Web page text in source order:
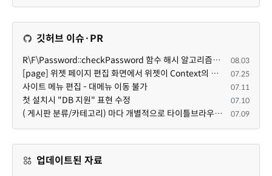
깃허브 이슈·PR
R\F\Password::checkPassword 함수 해시 알고리즘을 암시적으로 호출하는 경우 Argon2id 해시 비교 실패 08.03
[page] 위젯 페이지 편집 화면에서 위젯이 Context의 module_info를 덮어쓰면 저장이 ERR_ACT_IS_NOT_STANDALONE으로 실패 07.25
사이트 메뉴 편집 - 대메뉴 이동 불가 07.11
첫 설치시 "DB 지원" 표현 수정 07.10
( 게시판 분류/카테고리) 마다 개별적으로 타이틀브라우저 제목 및 seo설명 넣을 수 있으면 어떨지 해서 글 등록해봅니다. 07.09
업데이트된 자료